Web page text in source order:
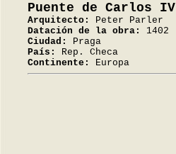
Puente de Carlos IV
Arquitecto:
Peter Parler
Datación de la obra:
1402
Ciudad:
Praga
País:
Rep. Checa
Continente:
Europa